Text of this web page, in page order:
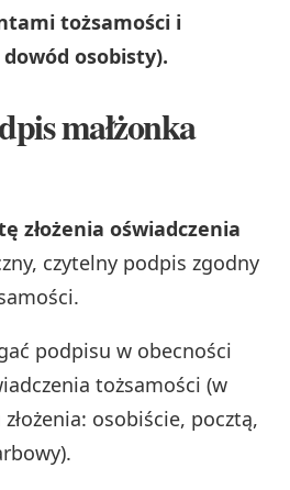
tożsamości i
dowód osobisty).
małżonka
złożenia oświadczenia
czytelny podpis zgodny
podpisu w obecności
tożsamości (w
osobiście, pocztą,